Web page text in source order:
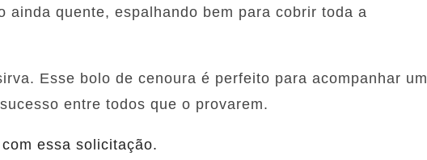
ainda quente, espalhando bem para cobrir toda a
Esse bolo de cenoura é perfeito para acompanhar um
entre todos que o provarem.
essa solicitação.